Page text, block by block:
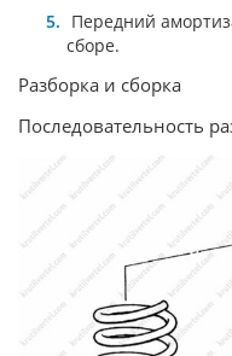
Передний
сборе.
Разборка и сборка
Последовательность